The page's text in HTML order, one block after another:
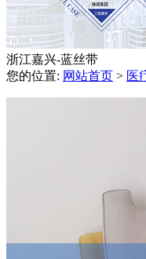
浙江嘉兴-蓝丝带
您的位置: 网站首页 > 医